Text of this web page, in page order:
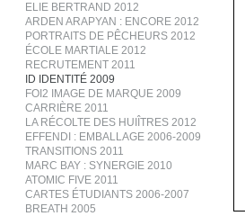
ELIE BERTRAND 2012
ARDEN ARAPYAN : ENCORE 2012
PORTRAITS DE PÊCHEURS 2012
ÉCOLE MARTIALE 2012
RECRUTEMENT 2011
ID IDENTITÉ 2009
FOI2 IMAGE DE MARQUE 2009
CARRIÈRE 2011
LA RÉCOLTE DES HUIÎTRES 2012
EFFENDI : EMBALLAGE 2006-2009
TRANSITIONS 2011
MARC BAY : SYNERGIE 2010
ATOMIC FIVE 2011
CARTES ÉTUDIANTS 2006-2007
BREATH 2005